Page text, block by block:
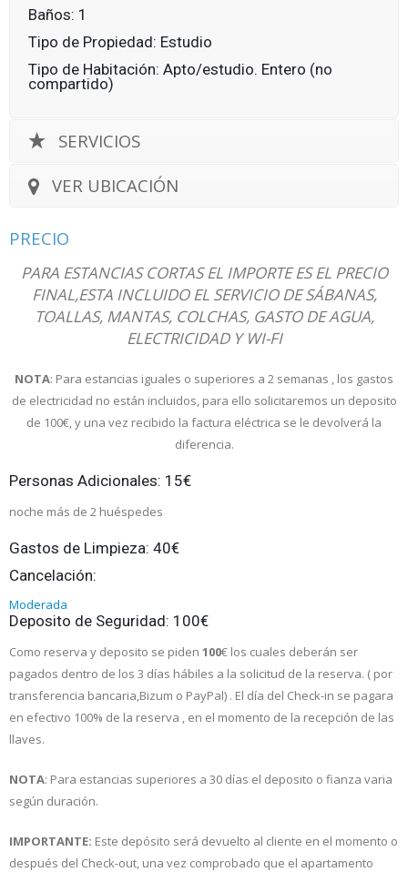
Baños: 1
Tipo de Propiedad: Estudio
Tipo de Habitación: Apto/estudio. Entero (no
compartido)
SERVICIOS
VER UBICACIÓN
PRECIO
PARA ESTANCIAS CORTAS EL IMPORTE ES EL PRECIO
FINAL,ESTA INCLUIDO EL SERVICIO DE SÁBANAS,
TOALLAS, MANTAS, COLCHAS, GASTO DE AGUA,
ELECTRICIDAD Y WI-FI
NOTA: Para estancias iguales o superiores a 2 semanas , los gastos
de electricidad no están incluidos, para ello solicitaremos un deposito
de 100€, y una vez recibido la factura eléctrica se le devolverá la
diferencia.
Personas Adicionales: 15€
noche más de 2 huéspedes
Gastos de Limpieza: 40€
Cancelación:
Moderada
Deposito de Seguridad: 100€
Como reserva y deposito se piden 100€ los cuales deberán ser
pagados dentro de los 3 días hábiles a la solicitud de la reserva. ( por
transferencia bancaria,Bizum o PayPal) . El día del Check-in se pagara
en efectivo 100% de la reserva , en el momento de la recepción de las
llaves.
NOTA: Para estancias superiores a 30 días el deposito o fianza varia
según duración.
IMPORTANTE: Este depósito será devuelto al cliente en el momento o
después del Check-out, una vez comprobado que el apartamento